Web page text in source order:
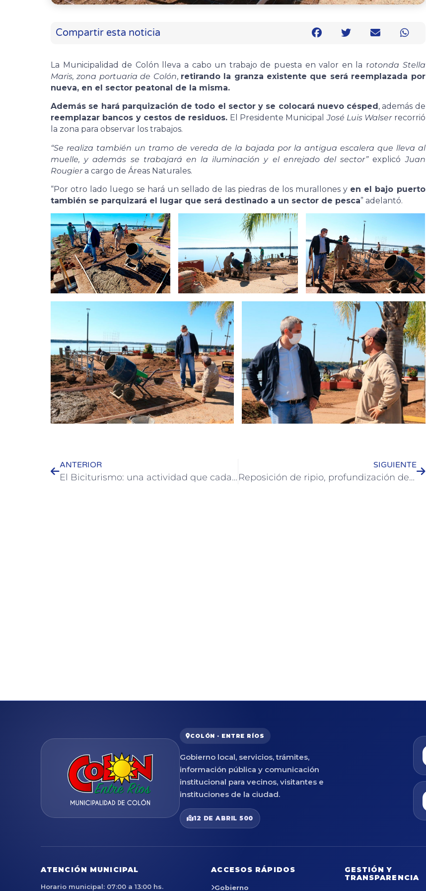
Compartir esta noticia
La Municipalidad de Colón lleva a cabo un trabajo de puesta en valor en la rotonda Stella
Maris, zona portuaria de Colón, retirando la granza existente que será reemplazada por
nueva, en el sector peatonal de la misma.
Además se hará parquización de todo el sector y se colocará nuevo césped , además de
reemplazar bancos y cestos de residuos. El Presidente MunicipalJosé Luis Walserrecorrió
la zona para observar los trabajos.
“Se realiza también un tramo de vereda de la bajada por la antigua escalera que lleva al
muelle, y además se trabajará en la iluminación y el enrejado del sector”explicóJuan
Rougiera cargo de Áreas Naturales.
“Por otro lado luego se hará un sellado de las piedras de los murallones y en el bajo puerto
también se parquizará el lugar que será destinado a un sector de pesca” adelantó.
ANTERIOR
El Biciturismo: una actividad que cada vez es más practicada en nuestra zona
SIGUIENTE
Reposición de ripio, profundización de pluviales y repaso de calles de Colón
COLÓN · ENTRE RÍOS
Gobierno local, servicios, trámites,
información pública y comunicación
institucional para vecinos, visitantes e
instituciones de la ciudad.
12 DE ABRIL 500
ATENCIÓN MUNICIPAL
Horario municipal: 07:00 a 13:00 hs.
ACCESOS RÁPIDOS
Gobierno
GESTIÓN Y
TRANSPARENCIA